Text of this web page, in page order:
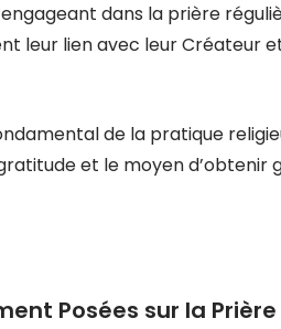
dans la prière
leur lien avec leur Créateur
de la pratique
et le moyen
Posées sur la